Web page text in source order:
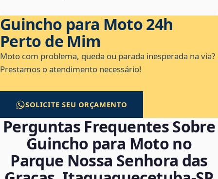
Guincho para Moto 24h
Perto de Mim
Moto com problema, queda ou parada inesperada na via?
Prestamos o atendimento necessário!
SOLICITE SEU ORÇAMENTO
Perguntas Frequentes Sobre
Guincho para Moto no
Parque Nossa Senhora das